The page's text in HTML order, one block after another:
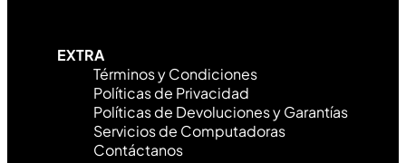
EXTRA
Términos y Condiciones
Políticas de Privacidad
Políticas de Devoluciones y Garantías
Servicios de Computadoras
Contáctanos